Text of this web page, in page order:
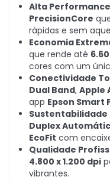
Alta
PrecisionCore
rápidas e sem
Economia
que rende até
cores com um
Conectividade
Dual Band, Apple
app Epson Smart
Sustentabilidade
Duplex
EcoFit com
Qualidade
4.800 x 1.200 dpi
vibrantes.